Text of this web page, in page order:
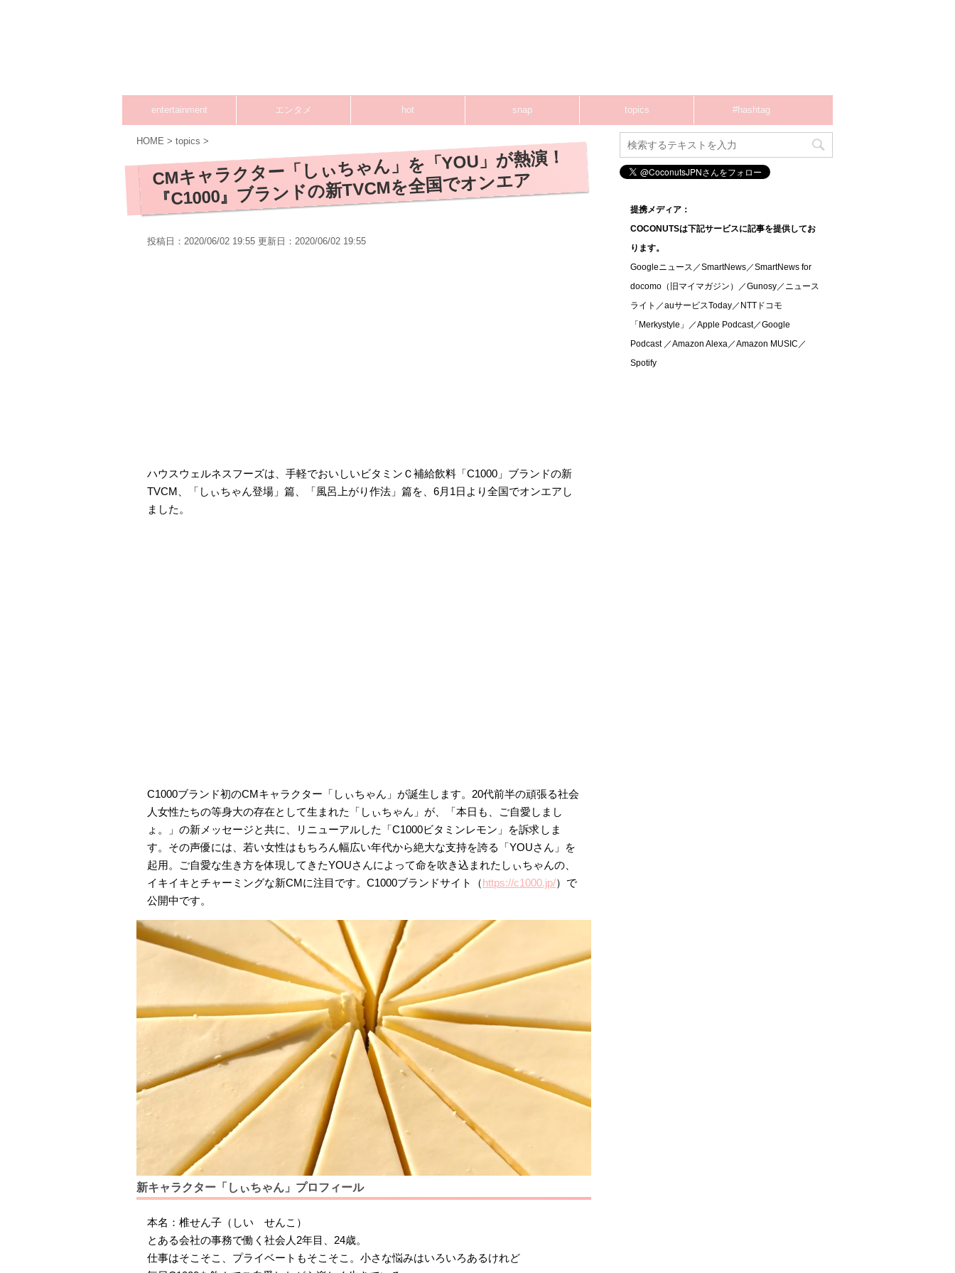
entertainment エンタメ hot snap topics #hashtag
HOME > topics >
CMキャラクター「しぃちゃん」を「YOU」が熱演！
『C1000』ブランドの新TVCMを全国でオンエア
投稿日：2020/06/02 19:55 更新日： 2020/06/02 19:55
ハウスウェルネスフーズは、手軽でおいしいビタミンＣ補給飲料「C1000」ブランドの新
TVCM、「しぃちゃん登場」篇、「風呂上がり作法」篇を、6月1日より全国でオンエアし
ました。
C1000ブランド初のCMキャラクター「しぃちゃん」が誕生します。20代前半の頑張る社会
人女性たちの等身大の存在として生まれた「しぃちゃん」が、「本日も、ご自愛しまし
ょ。」の新メッセージと共に、リニューアルした「C1000ビタミンレモン」を訴求しま
す。その声優には、若い女性はもちろん幅広い年代から絶大な支持を誇る「YOUさん」を
起用。ご自愛な生き方を体現してきたYOUさんによって命を吹き込まれたしぃちゃんの、
イキイキとチャーミングな新CMに注目です。C1000ブランドサイト（https://c1000.jp/）で
公開中です。
新キャラクター「しぃちゃん」プロフィール
本名：椎せん子（しい せんこ）
とある会社の事務で働く社会人2年目、24歳。
仕事はそこそこ、プライベートもそこそこ。小さな悩みはいろいろあるけれど
提携メディア：
COCONUTSは下記サービスに記事を提供してお
ります。
Googleニュース／SmartNews／SmartNews for
docomo（旧マイマガジン）／Gunosy／ニュース
ライト／auサービスToday／NTTドコモ
「Merkystyle」／Apple Podcast／Google
Podcast ／Amazon Alexa／Amazon MUSIC／
Spotify